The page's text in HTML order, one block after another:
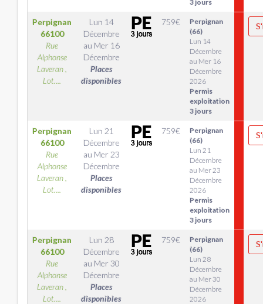
3 jours
Perpignan
66100
Rue
Alphonse
Laveran ,
Lot....
Lun 14
Décembre
au Mer 16
Décembre
Places
disponibles
759€
Perpignan
(66)
Lun 14
Décembre
au Mer 16
Décembre
2026
Permis
exploitation
3 jours
Perpignan
66100
Rue
Alphonse
Laveran ,
Lot....
Lun 21
Décembre
au Mer 23
Décembre
Places
disponibles
759€
Perpignan
(66)
Lun 21
Décembre
au Mer 23
Décembre
2026
Permis
exploitation
3 jours
Perpignan
66100
Rue
Alphonse
Laveran ,
Lot....
Lun 28
Décembre
au Mer 30
Décembre
Places
disponibles
759€
Perpignan
(66)
Lun 28
Décembre
au Mer 30
Décembre
2026